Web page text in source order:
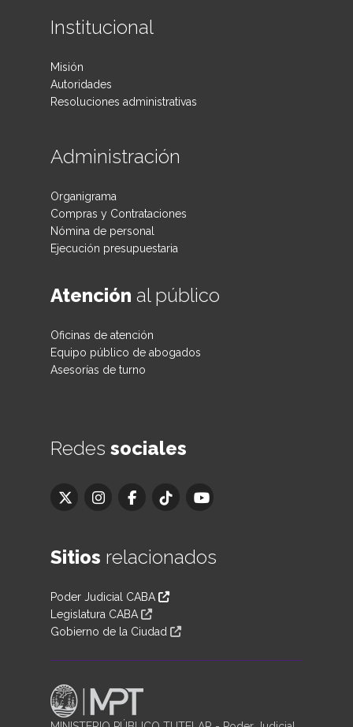
Institucional
Misión
Autoridades
Resoluciones administrativas
Administración
Organigrama
Compras y Contrataciones
Nómina de personal
Ejecución presupuestaria
Atención al público
Oficinas de atención
Equipo público de abogados
Asesorías de turno
Redes sociales
Sitios relacionados
Poder Judicial CABA
Legislatura CABA
Gobierno de la Ciudad